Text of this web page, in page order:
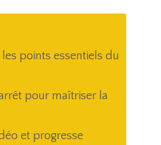
points essentiels du
pour maîtriser la
et progresse